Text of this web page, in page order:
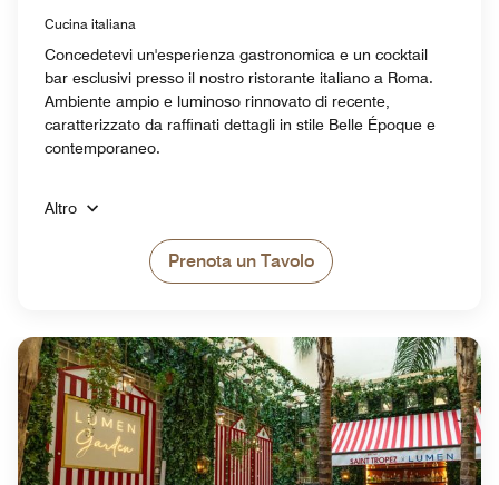
Cucina italiana
Concedetevi un'esperienza gastronomica e un cocktail
bar esclusivi presso il nostro ristorante italiano a Roma.
Ambiente ampio e luminoso rinnovato di recente,
caratterizzato da raffinati dettagli in stile Belle Époque e
contemporaneo.
Altro
Prenota un Tavolo